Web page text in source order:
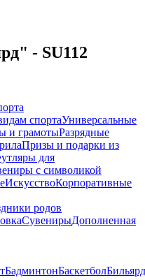
- SU112
спортаУниверсальные
и грамотыРазрядные
Призы и подарки из
для
с символикой
ИскусствоКорпоративные
родов
СувенирыДополненная
БадминтонБаскетболБильярд